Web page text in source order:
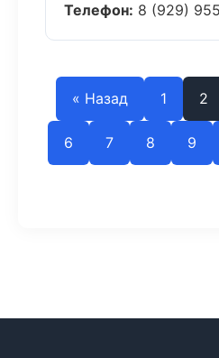
Телефон: 8 (929)
« Назад 1 2
6 7 8 9